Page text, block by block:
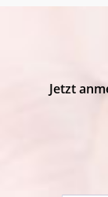
Jetzt